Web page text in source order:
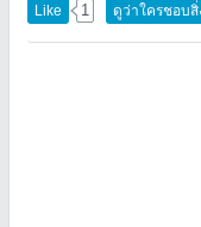
Like 1 ดูว่าใครชอบสิ่